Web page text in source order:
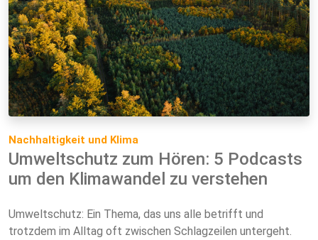
Nachhaltigkeit und Klima
Umweltschutz zum Hören: 5 Podcasts
um den Klimawandel zu verstehen
Umweltschutz: Ein Thema, das uns alle betrifft und
trotzdem im Alltag oft zwischen Schlagzeilen untergeht.